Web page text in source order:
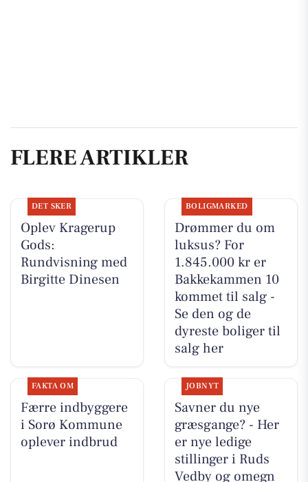
FLERE ARTIKLER
DET SKER
Oplev Kragerup
Gods:
Rundvisning med
Birgitte Dinesen
BOLIGMARKED
Drømmer du om
luksus? For
1.845.000 kr er
Bakkekammen 10
kommet til salg -
Se den og de
dyreste boliger til
salg her
FAKTA OM
Færre indbyggere
i Sorø Kommune
oplever indbrud
JOBNYT
Savner du nye
græsgange? - Her
er nye ledige
stillinger i Ruds
Vedby og omegn